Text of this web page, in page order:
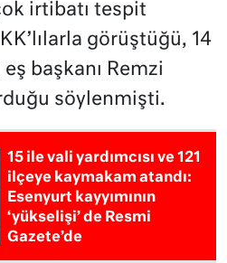
irtibatı tespit
görüştüğü, 14
başkanı Remzi
söylenmişti.
15 ile vali yardımcısı ve 121
ilçeye kaymakam atandı:
Esenyurt kayyımının
‘yükselişi’ de Resmi
Gazete’de